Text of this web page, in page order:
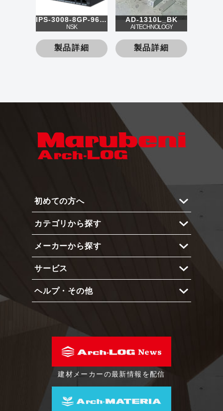
IPS-3008-8GP-96-V2
NSK
製品詳細
AD-1310L_BK
AI TECHNOLOGY
製品詳細
初めての方へ
Arch-LOGとは？
メリットと機能
使い方
カテゴリから探す
内部仕上
外部仕上
インテリア
メーカーから探す
メーカー 一覧
サービス
ショーケース
プライベートアカウント
製品登録依頼フォーム
ヘルプ・その他
動作環境
会社概要
利用規約建材メーカーの最新情報を配信